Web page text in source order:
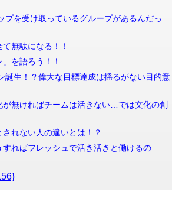
を受け取っているグループがあるんだっ
無駄になる！！
を語ろう！！
生！？偉大な目標達成は揺るがない目的意
無ければチームは活きない…では文化の創
れない人の違いとは！？
ればフレッシュで活き活きと働けるの